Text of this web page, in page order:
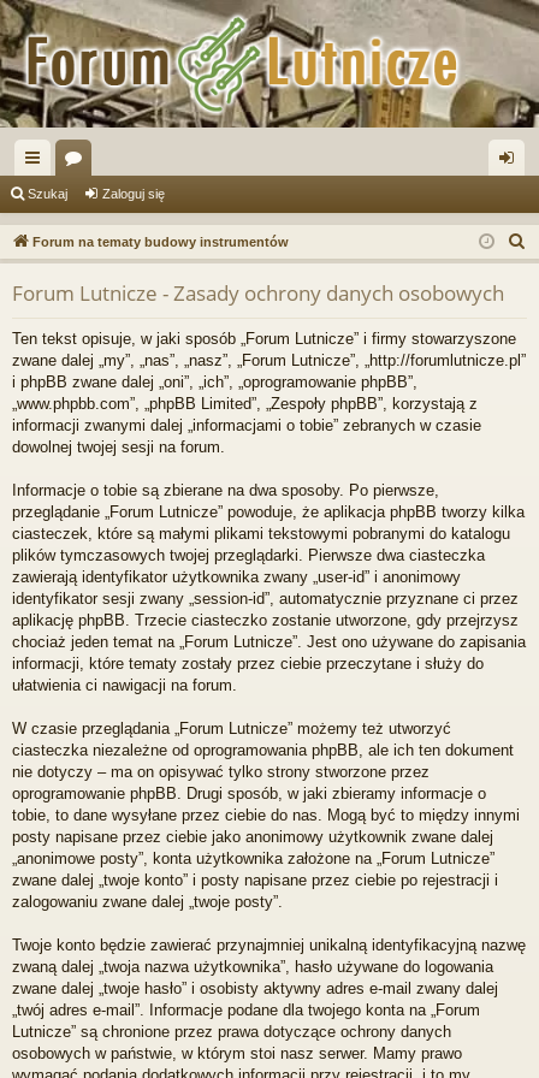
ię
ce
j
…
or
a og
uj
ę
Szukaj Zaloguj się
Forum na tematy budowy instrumentów
z
Forum Lutnicze - Zasady ochrony danych osobowych
Ten tekst opisuje, w jaki sposób „Forum Lutnicze” i firmy stowarzyszone
zwane dalej „my”, „nas”, „nasz”, „Forum Lutnicze”, „http://forumlutnicze.pl”
i phpBB zwane dalej „oni”, „ich”, „oprogramowanie phpBB”,
„www.phpbb.com”, „phpBB Limited”, „Zespoły phpBB”, korzystają z
informacji zwanymi dalej „informacjami o tobie” zebranych w czasie
dowolnej twojej sesji na forum.
Informacje o tobie są zbierane na dwa sposoby. Po pierwsze,
przeglądanie „Forum Lutnicze” powoduje, że aplikacja phpBB tworzy kilka
ciasteczek, które są małymi plikami tekstowymi pobranymi do katalogu
plików tymczasowych twojej przeglądarki. Pierwsze dwa ciasteczka
zawierają identyfikator użytkownika zwany „user-id” i anonimowy
identyfikator sesji zwany „session-id”, automatycznie przyznane ci przez
aplikację phpBB. Trzecie ciasteczko zostanie utworzone, gdy przejrzysz
chociaż jeden temat na „Forum Lutnicze”. Jest ono używane do zapisania
informacji, które tematy zostały przez ciebie przeczytane i służy do
ułatwienia ci nawigacji na forum.
W czasie przeglądania „Forum Lutnicze” możemy też utworzyć
ciasteczka niezależne od oprogramowania phpBB, ale ich ten dokument
nie dotyczy – ma on opisywać tylko strony stworzone przez
oprogramowanie phpBB. Drugi sposób, w jaki zbieramy informacje o
tobie, to dane wysyłane przez ciebie do nas. Mogą być to między innymi
posty napisane przez ciebie jako anonimowy użytkownik zwane dalej
„anonimowe posty”, konta użytkownika założone na „Forum Lutnicze”
zwane dalej „twoje konto” i posty napisane przez ciebie po rejestracji i
zalogowaniu zwane dalej „twoje posty”.
Twoje konto będzie zawierać przynajmniej unikalną identyfikacyjną nazwę
zwaną dalej „twoja nazwa użytkownika”, hasło używane do logowania
zwane dalej „twoje hasło” i osobisty aktywny adres e-mail zwany dalej
„twój adres e-mail”. Informacje podane dla twojego konta na „Forum
Lutnicze” są chronione przez prawa dotyczące ochrony danych
osobowych w państwie, w którym stoi nasz serwer. Mamy prawo